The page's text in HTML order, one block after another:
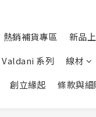
熱銷補貨專區
新品
Valdani 系列
線材
創立緣起 條款與細